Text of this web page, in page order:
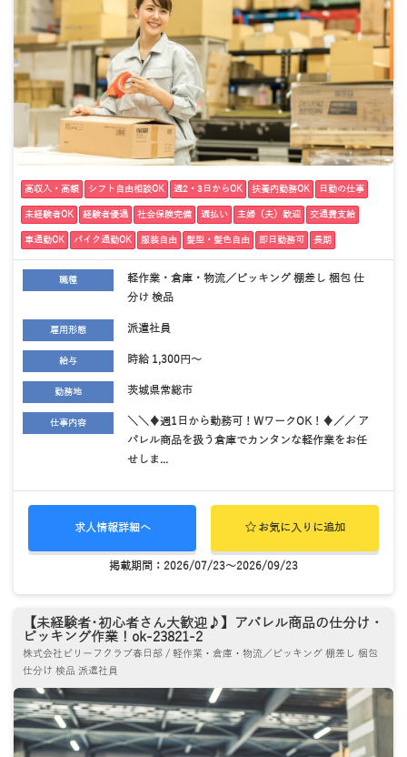
高収入・高額 シフト自由相談OK 週2・3日からOK 扶養内勤務OK 日勤の仕事
未経験者OK 経験者優遇 社会保険完備 週払い 主婦（夫）歓迎 交通費支給
車通勤OK バイク通勤OK 服装自由 髪型・髪色自由 即日勤務可 長期
職種
軽作業・倉庫・物流／ピッキング 棚差し 梱包 仕
分け 検品
雇用形態 派遣社員
給与 時給 1,300円～
勤務地 茨城県常総市
仕事内容
＼＼♦週1日から勤務可！WワークOK！♦／／ ア
パレル商品を扱う倉庫でカンタンな軽作業をお任
せしま...
求人情報詳細へ お気に入りに追加
掲載期間：2026/07/23～2026/09/23
【未経験者･初心者さん大歓迎♪】アパレル商品の仕分け・
ピッキング作業！ok-23821-2
株式会社ビリーフクラブ春日部 / 軽作業・倉庫・物流／ピッキング 棚差し 梱包
仕分け 検品 派遣社員